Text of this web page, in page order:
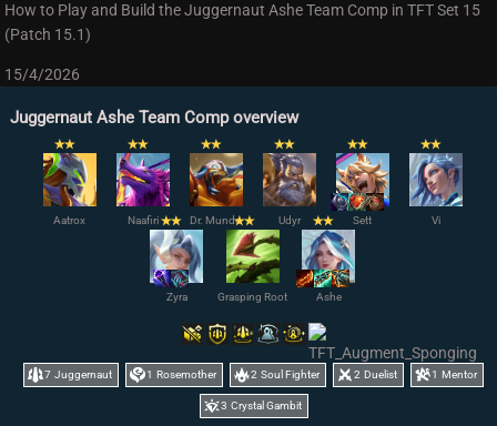
How to Play and Build the Juggernaut Ashe Team Comp in TFT Set 15
(Patch 15.1)
15/4/2026
Juggernaut Ashe Team Comp overview
✭✭
Aatrox
✭✭
Naafiri
✭✭
Dr. Mundo
✭✭
Udyr
✭✭
Sett
✭✭
Vi
✭✭
Zyra
✭✭
Grasping Root
✭✭
Ashe
7 Juggernaut 1 Rosemother 2 Soul Fighter 2 Duelist 1 Mentor
3 Crystal Gambit